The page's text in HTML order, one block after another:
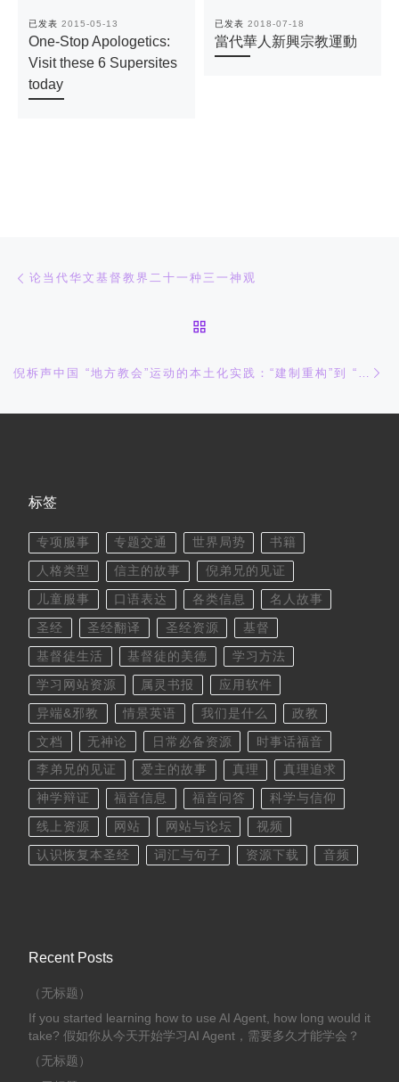
已发表 2015-05-13
One-Stop Apologetics:
Visit these 6 Supersites
today
已发表 2018-07-18
當代華人新興宗教運動
文章导航
论当代华文基督教界二十一种三一神观
标签
专项服事 专题交通 世界局势 书籍
人格类型 信主的故事 倪弟兄的见证
儿童服事 口语表达 各类信息 名人故事
圣经 圣经翻译 圣经资源 基督
基督徒生活 基督徒的美德 学习方法
学习网站资源 属灵书报 应用软件
异端&邪教 情景英语 我们是什么 政教
文档 无神论 日常必备资源 时事话福音
李弟兄的见证 爱主的故事 真理 真理追求
神学辩证 福音信息 福音问答 科学与信仰
线上资源 网站 网站与论坛 视频
认识恢复本圣经 词汇与句子 资源下载 音频
Recent Posts
（无标题）
If you started learning how to use AI Agent, how long would it
take? 假如你从今天开始学习AI Agent，需要多久才能学会？
（无标题）